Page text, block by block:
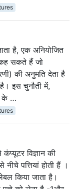
है, एक अनियोजित
सकते हैं जो
की अनुमति देता है
इस चुनौती में,
के …
विज्ञान की
पत्तियां होती हैं ।
किया जाता है।